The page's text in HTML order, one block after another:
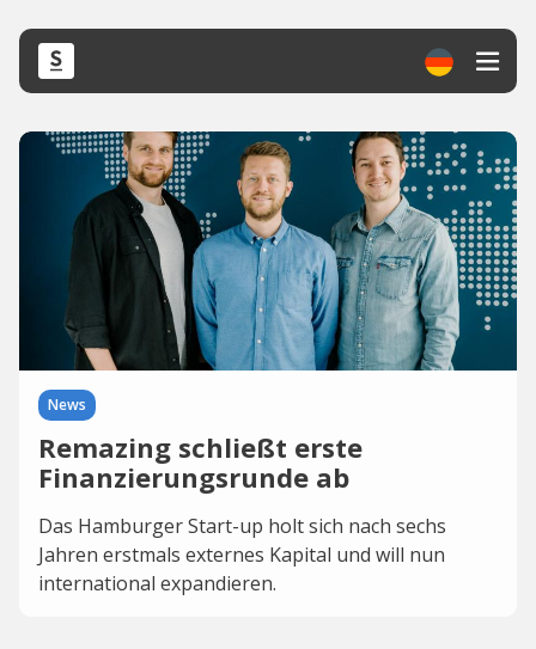
News
Remazing schließt erste
Finanzierungsrunde ab
Das Hamburger Start-up holt sich nach sechs
Jahren erstmals externes Kapital und will nun
international expandieren.